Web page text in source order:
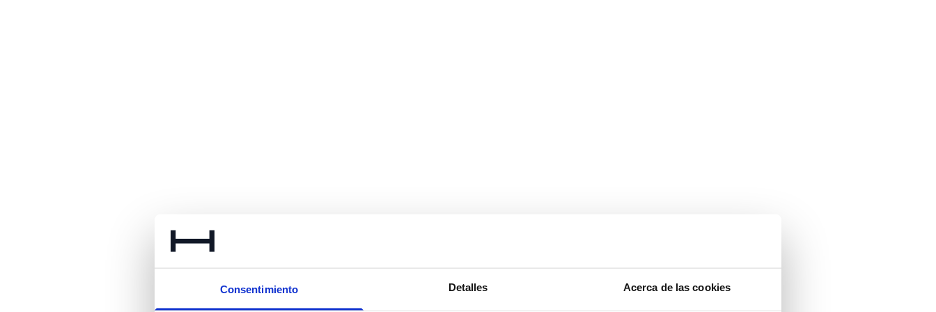
Consentimiento Detalles Acerca de las cookies